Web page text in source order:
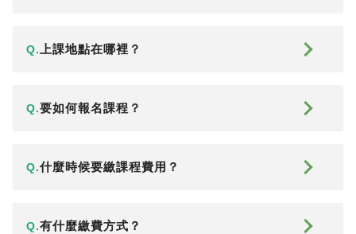
Q. 上課地點在哪裡？
Q.要如何報名課程？
Q.什麼時候要繳課程費用？
Q.有什麼繳費方式？